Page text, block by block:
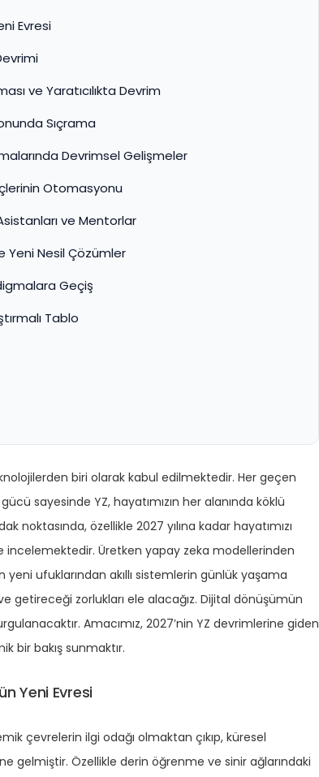
Evresi
ve Yaratıcılıkta Devrim
Sıçrama
Devrimsel Gelişmeler
Otomasyonu
ve Mentorlar
Yeni Nesil Çözümler
Geçiş
Tablo
biri olarak kabul edilmektedir. Her geçen
sayesinde YZ, hayatımızın her alanında köklü
noktasında, özellikle 2027 yılına kadar hayatımızı
Üretken yapay zeka modellerinden
ufuklarından akıllı sistemlerin günlük yaşama
getireceği zorlukları ele alacağız. Dijital dönüşümün
Amacımız, 2027’nin YZ devrimlerine giden
bir bakış sunmaktır.
Yeni Evresi
çevrelerin ilgi odağı olmaktan çıkıp, küresel
Özellikle derin öğrenme ve sinir ağlarındaki